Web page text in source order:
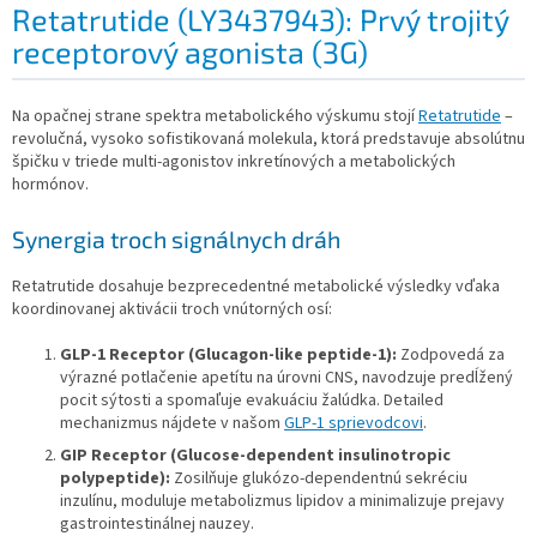
Retatrutide (LY3437943): Prvý trojitý
receptorový agonista (3G)
Na opačnej strane spektra metabolického výskumu stojíRetatrutide–
revolučná, vysoko sofistikovaná molekula, ktorá predstavuje absolútnu
špičku v triede multi-agonistov inkretínových a metabolických
hormónov.
Synergia troch signálnych dráh
Retatrutide dosahuje bezprecedentné metabolické výsledky vďaka
koordinovanej aktivácii troch vnútorných osí:
GLP-1 Receptor (Glucagon-like peptide-1): Zodpovedá za
výrazné potlačenie apetítu na úrovni CNS, navodzuje predĺžený
pocit sýtosti a spomaľuje evakuáciu žalúdka. Detailed
mechanizmus nájdete v našom GLP-1 sprievodcovi.
GIP Receptor (Glucose-dependent insulinotropic
polypeptide): Zosilňuje glukózo-dependentnú sekréciu
inzulínu, moduluje metabolizmus lipidov a minimalizuje prejavy
gastrointestinálnej nauzey.